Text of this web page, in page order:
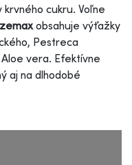
cukru. Voľne
obsahuje výťažky
Pestreca
vera. Efektívne
aj na dlhodobé